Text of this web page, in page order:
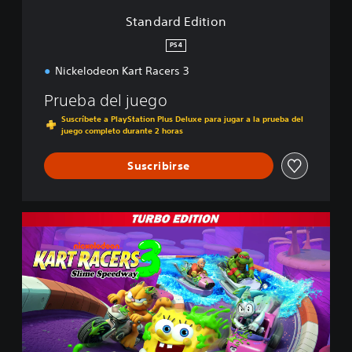
Standard Edition
PS4
Nickelodeon Kart Racers 3
Prueba del juego
Suscríbete a PlayStation Plus Deluxe para jugar a la prueba del
juego completo durante 2 horas
Suscribirse
u
b
o
E
d
i
t